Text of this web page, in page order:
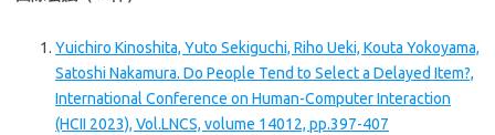
Yuichiro Kinoshita, Yuto Sekiguchi, Riho Ueki, Kouta Yokoyama,
Satoshi Nakamura. Do People Tend to Select a Delayed Item?,
International Conference on Human-Computer Interaction
(HCII 2023), Vol.LNCS, volume 14012, pp.397-407